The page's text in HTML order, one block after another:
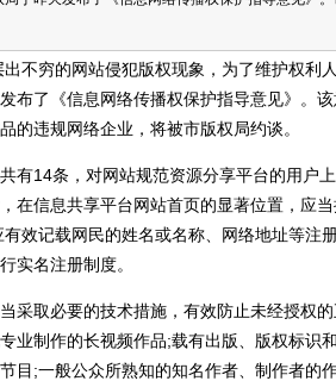
穷的网站侵犯版权现象，为了维护权利
布了《信息网络传播权保护指导意见》。
的违规网络企业，将被市版权局约谈。
14条，对网站规范资源分享平台的用户
在信息共享平台网站首页的显著位置，应
效记载网民的姓名或名称、网络地址等注
实名注册制度。
取必要的技术措施，有效防止未经授权的
业制作的长视频作品;载有出版、版权标识
目;一般公众所熟知的知名作者、制作者的